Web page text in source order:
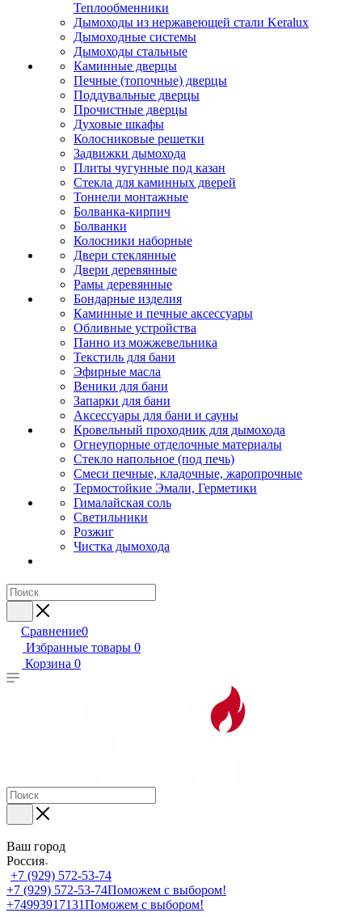
Теплообменники
Дымоходы из нержавеющей стали Keralux
Дымоходные системы
Дымоходы стальные
Каминные дверцы
Печные (топочные) дверцы
Поддувальные дверцы
Прочистные дверцы
Духовые шкафы
Колосниковые решетки
Задвижки дымохода
Плиты чугунные под казан
Стекла для каминных дверей
Тоннели монтажные
Болванка-кирпич
Болванки
Колосники наборные
Двери стеклянные
Двери деревянные
Рамы деревянные
Бондарные изделия
Каминные и печные аксессуары
Обливные устройства
Панно из можжевельника
Текстиль для бани
Эфирные масла
Веники для бани
Запарки для бани
Аксессуары для бани и сауны
Кровельный проходник для дымохода
Огнеупорные отделочные материалы
Стекло напольное (под печь)
Смеси печные, кладочные, жаропрочные
Термостойкие Эмали, Герметики
Гималайская соль
Светильники
Розжиг
Чистка дымохода
Сравнение0
Избранные товары 0
Корзина 0
Ваш город
Россия
+7 (929) 572-53-74
+7 (929) 572-53-74Поможем с выбором!
+74993917131Поможем с выбором!